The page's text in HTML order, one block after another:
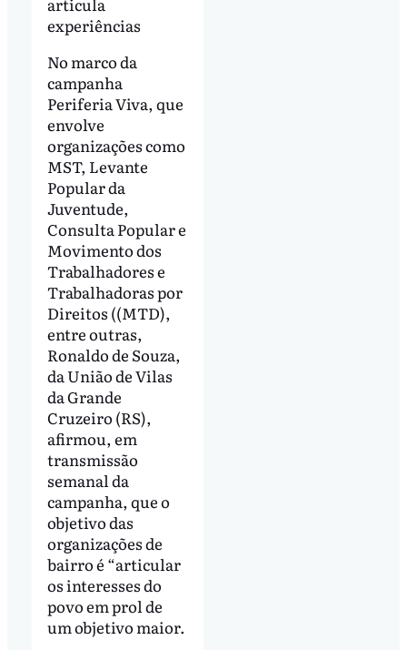
experiências
No marco da
campanha
Periferia Viva, que
envolve
organizações como
MST, Levante
Popular da
Juventude,
Consulta Popular e
Movimento dos
Trabalhadores e
Trabalhadoras por
Direitos ((MTD),
entre outras,
Ronaldo de Souza,
da União de Vilas
da Grande
Cruzeiro (RS),
afirmou, em
transmissão
semanal da
campanha, que o
objetivo das
organizações de
bairro é “articular
os interesses do
povo em prol de
um objetivo maior.